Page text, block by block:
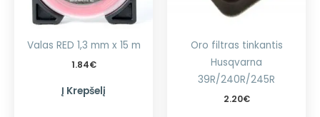
Valas RED 1,3 mm x 15 m
1.84€
Į Krepšelį
Oro filtras tinkantis
Husqvarna
39R/240R/245R
2.20€